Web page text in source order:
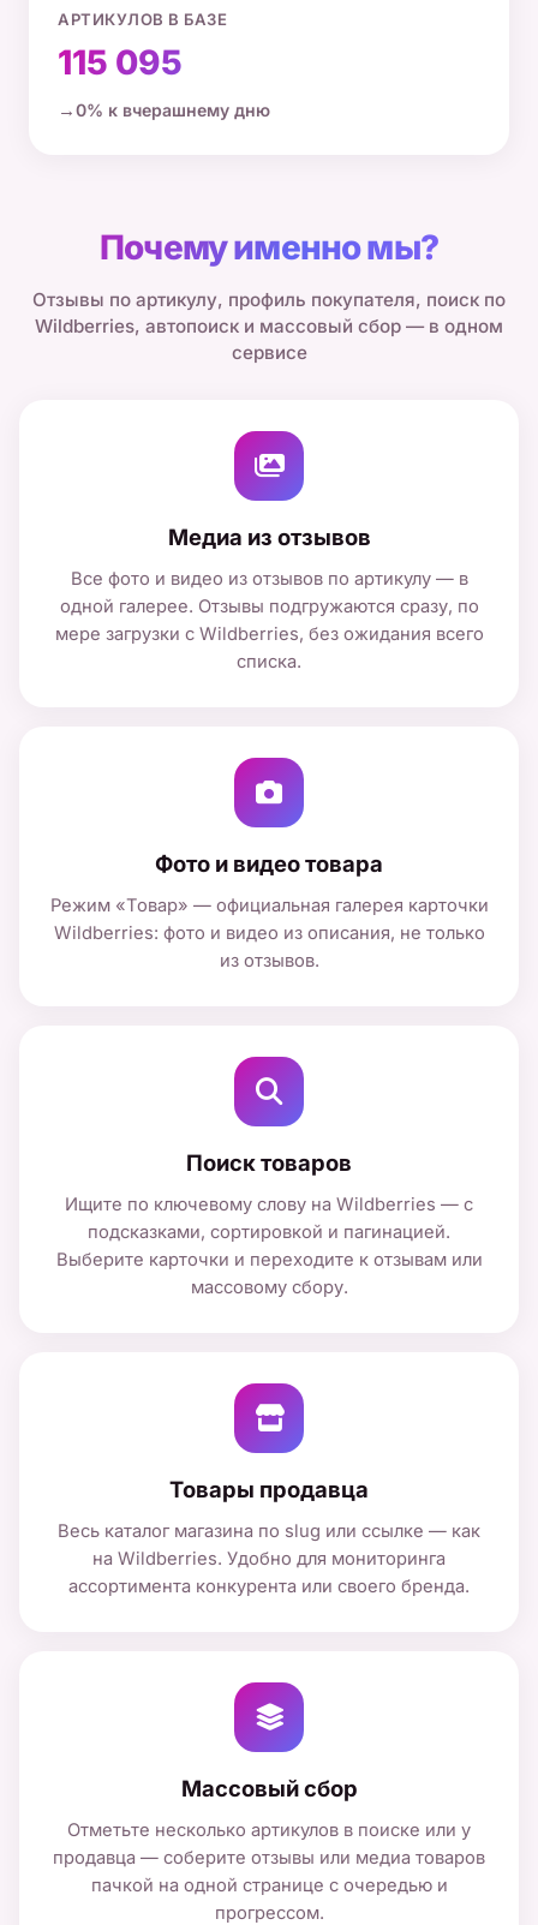
АРТИКУЛОВ В БАЗЕ
115 095
0% к вчерашнему дню
Почему именно мы?
Отзывы по артикулу, профиль покупателя, поиск по
Wildberries, автопоиск и массовый сбор — в одном
сервисе
Медиа из отзывов
Все фото и видео из отзывов по артикулу — в
одной галерее. Отзывы подгружаются сразу, по
мере загрузки с Wildberries, без ожидания всего
списка.
Фото и видео товара
Режим «Товар» — официальная галерея карточки
Wildberries: фото и видео из описания, не только
из отзывов.
Поиск товаров
Ищите по ключевому слову на Wildberries — с
подсказками, сортировкой и пагинацией.
Выберите карточки и переходите к отзывам или
массовому сбору.
Товары продавца
Весь каталог магазина по slug или ссылке — как
на Wildberries. Удобно для мониторинга
ассортимента конкурента или своего бренда.
Массовый сбор
Отметьте несколько артикулов в поиске или у
продавца — соберите отзывы или медиа товаров
пачкой на одной странице с очередью и
прогрессом.